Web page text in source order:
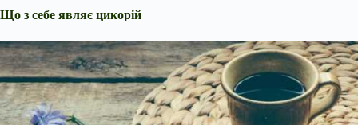
Що з себе являє цикорій